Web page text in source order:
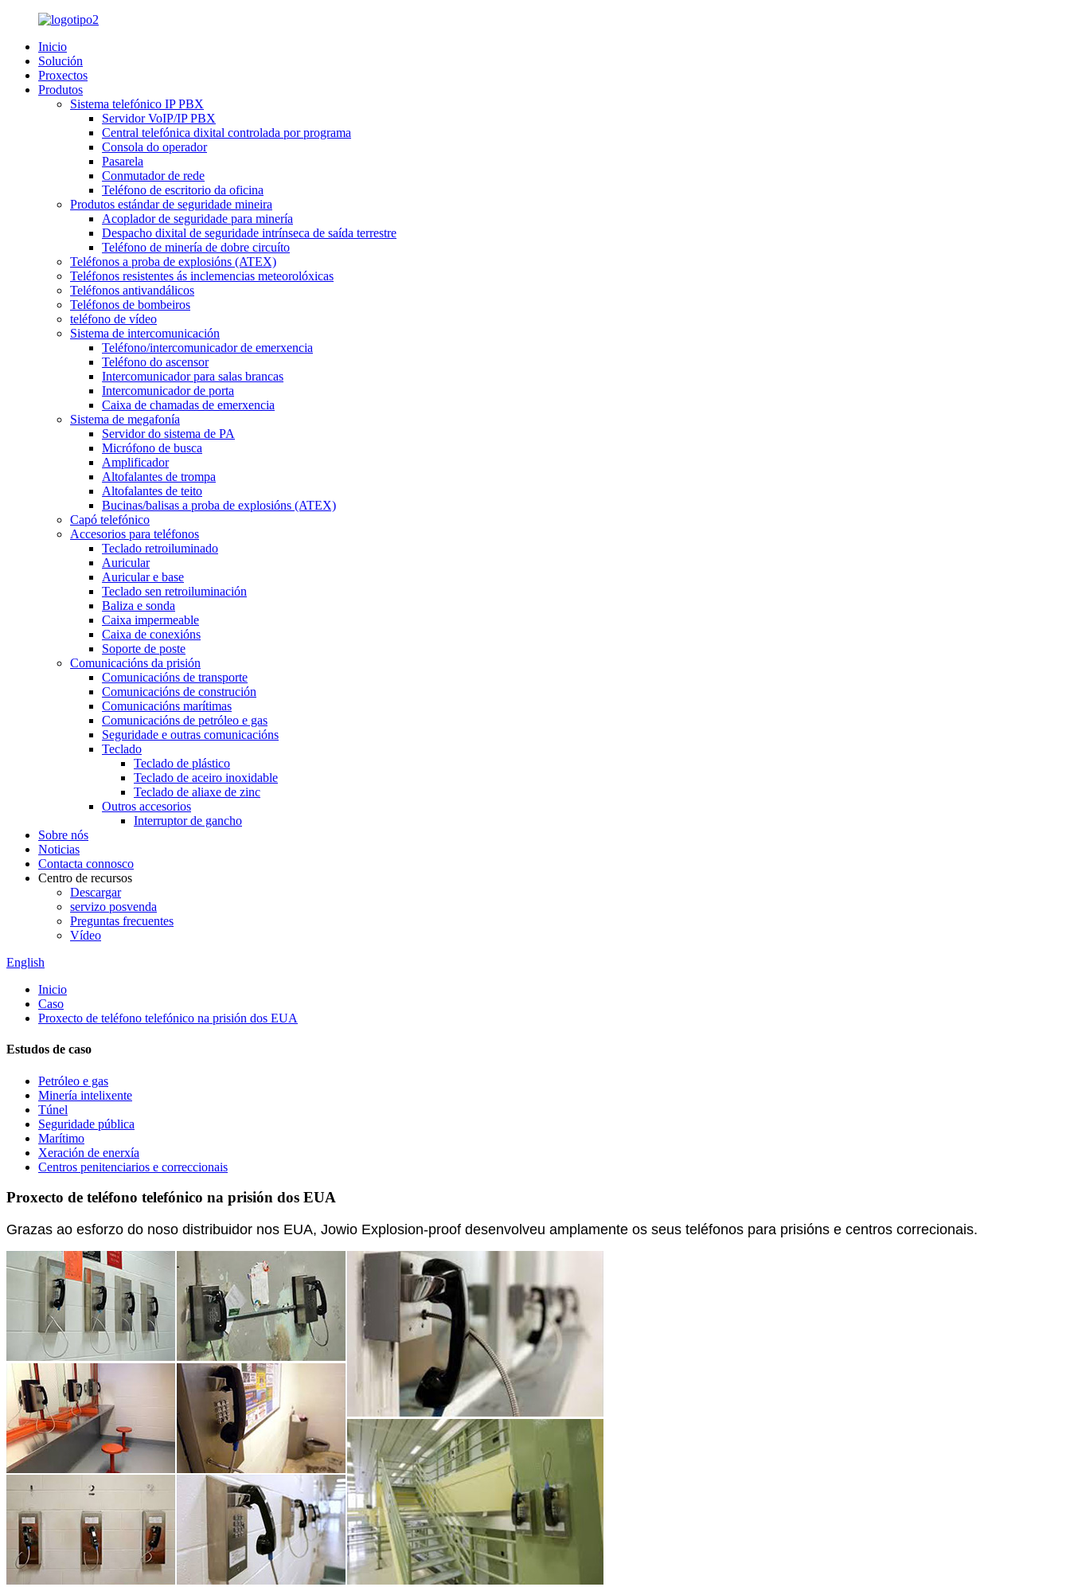
Inicio
Solución
Proxectos
Produtos
Sistema telefónico IP PBX
Servidor VoIP/IP PBX
Central telefónica dixital controlada por programa
Consola do operador
Pasarela
Conmutador de rede
Teléfono de escritorio da oficina
Produtos estándar de seguridade mineira
Acoplador de seguridade para minería
Despacho dixital de seguridade intrínseca de saída terrestre
Teléfono de minería de dobre circuíto
Teléfonos a proba de explosións (ATEX)
Teléfonos resistentes ás inclemencias meteorolóxicas
Teléfonos antivandálicos
Teléfonos de bombeiros
teléfono de vídeo
Sistema de intercomunicación
Teléfono/intercomunicador de emerxencia
Teléfono do ascensor
Intercomunicador para salas brancas
Intercomunicador de porta
Caixa de chamadas de emerxencia
Sistema de megafonía
Servidor do sistema de PA
Micrófono de busca
Amplificador
Altofalantes de trompa
Altofalantes de teito
Bucinas/balisas a proba de explosións (ATEX)
Capó telefónico
Accesorios para teléfonos
Teclado retroiluminado
Auricular
Auricular e base
Teclado sen retroiluminación
Baliza e sonda
Caixa impermeable
Caixa de conexións
Soporte de poste
Comunicacións da prisión
Comunicacións de transporte
Comunicacións de construción
Comunicacións marítimas
Comunicacións de petróleo e gas
Seguridade e outras comunicacións
Teclado
Teclado de plástico
Teclado de aceiro inoxidable
Teclado de aliaxe de zinc
Outros accesorios
Interruptor de gancho
Sobre nós
Noticias
Contacta connosco
Centro de recursos
Descargar
servizo posvenda
Preguntas frecuentes
Vídeo
English
Inicio
Caso
Proxecto de teléfono telefónico na prisión dos EUA
Estudos de caso
Petróleo e gas
Minería intelixente
Túnel
Seguridade pública
Marítimo
Xeración de enerxía
Centros penitenciarios e correccionais
Proxecto de teléfono telefónico na prisión dos EUA
Grazas ao esforzo do noso distribuidor nos EUA, Jowio Explosion-proof desenvolveu amplamente os seus teléfonos para prisións e centros correcionais.